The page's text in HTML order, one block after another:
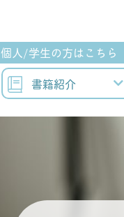
個人/学生の方はこちら
書籍紹介